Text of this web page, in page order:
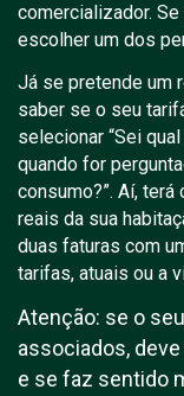
comercializador.
escolher um dos
Já se pretende um
saber se o seu
selecionar “Sei
quando for
consumo?”. Aí,
reais da sua
duas faturas com
tarifas, atuais ou a
Atenção: se o
associados,
e se faz sentido